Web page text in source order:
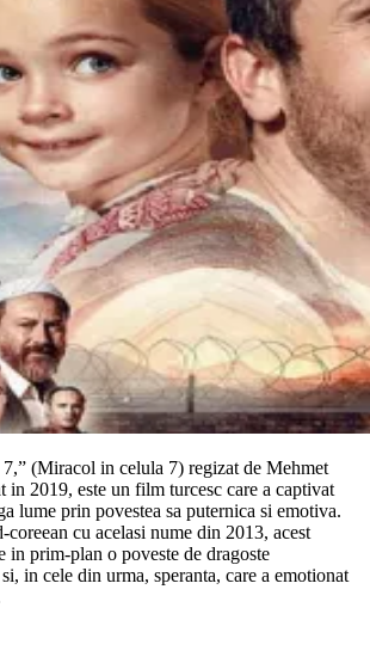
(Miracol in celula 7) regizat de Mehmet
in 2019, este un film turcesc care a captivat
lume prin povestea sa puternica si emotiva.
cu acelasi nume din 2013, acest
in prim-plan o poveste de dragoste
in cele din urma, speranta, care a emotionat